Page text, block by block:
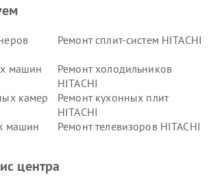
Ремонт сплит-систем HITACHI
машин
Ремонт холодильников
HITACHI
камер
Ремонт кухонных плит
HITACHI
машин
Ремонт телевизоров HITACHI
HITACHI
центра